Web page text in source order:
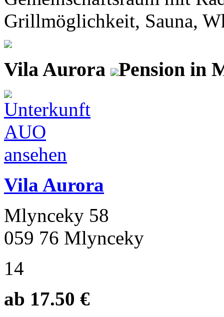
Grillmöglichkeit, Sauna,
Vila Aurora Pension in
Vila Aurora
Mlynceky 58
059 76 Mlynceky
14
ab 17.50 €